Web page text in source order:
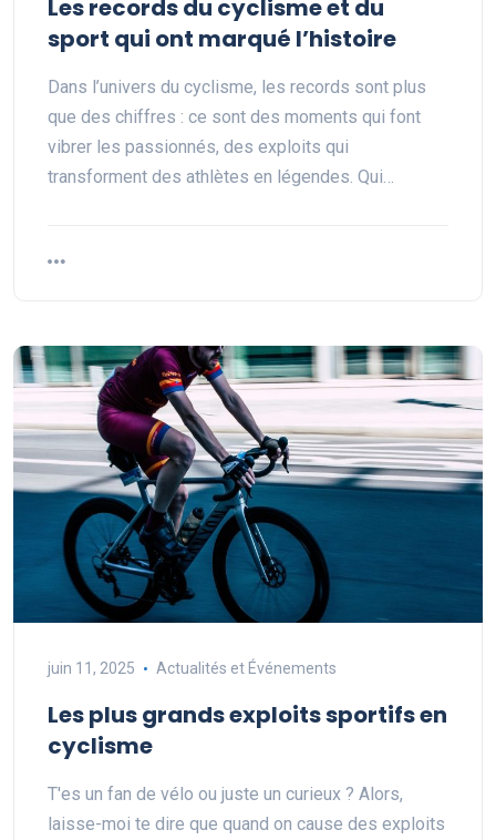
Les records du cyclisme et du
sport qui ont marqué l’histoire
Dans l’univers du cyclisme, les records sont plus
que des chiffres : ce sont des moments qui font
vibrer les passionnés, des exploits qui
transforment des athlètes en légendes. Qui…
juin 11, 2025 Actualités et Événements
Les plus grands exploits sportifs en
cyclisme
T'es un fan de vélo ou juste un curieux ? Alors,
laisse-moi te dire que quand on cause des exploits